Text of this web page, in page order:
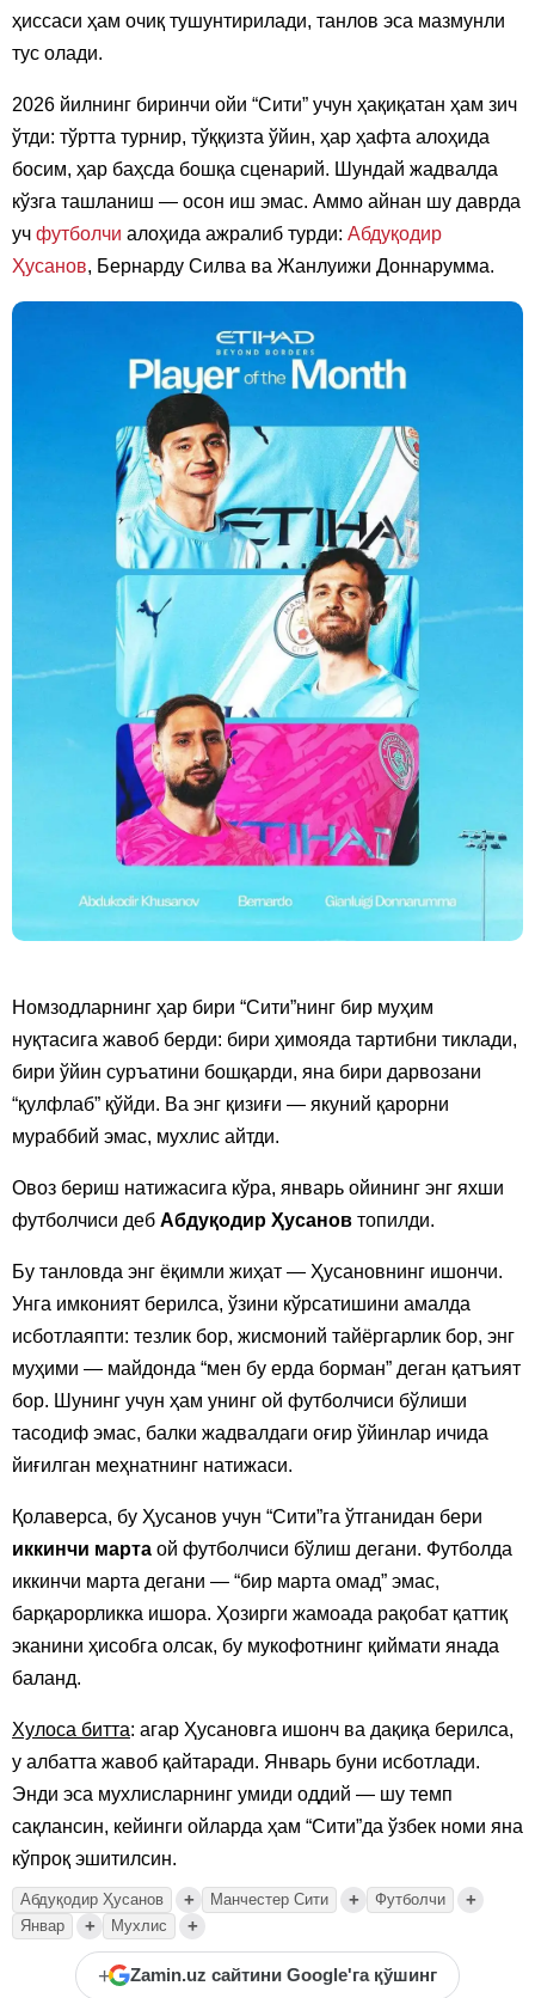
ҳиссаси ҳам очиқ тушунтирилади, танлов эса мазмунли
тус олади.
2026 йилнинг биринчи ойи “Сити” учун ҳақиқатан ҳам зич
ўтди: тўртта турнир, тўққизта ўйин, ҳар ҳафта алоҳида
босим, ҳар баҳсда бошқа сценарий. Шундай жадвалда
кўзга ташланиш — осон иш эмас. Аммо айнан шу даврда
уч футболчи алоҳида ажралиб турди: Абдуқодир
Ҳусанов, Бернарду Силва ва Жанлуижи Доннарумма.
Номзодларнинг ҳар бири “Сити”нинг бир муҳим
нуқтасига жавоб берди: бири ҳимояда тартибни тиклади,
бири ўйин суръатини бошқарди, яна бири дарвозани
“қулфлаб” қўйди. Ва энг қизиғи — якуний қарорни
мураббий эмас, мухлис айтди.
Овоз бериш натижасига кўра, январь ойининг энг яхши
футболчиси деб Абдуқодир Ҳусанов топилди.
Бу танловда энг ёқимли жиҳат — Ҳусановнинг ишончи.
Унга имконият берилса, ўзини кўрсатишини амалда
исботлаяпти: тезлик бор, жисмоний тайёргарлик бор, энг
муҳими — майдонда “мен бу ерда борман” деган қатъият
бор. Шунинг учун ҳам унинг ой футболчиси бўлиши
тасодиф эмас, балки жадвалдаги оғир ўйинлар ичида
йиғилган меҳнатнинг натижаси.
Қолаверса, бу Ҳусанов учун “Сити”га ўтганидан бери
иккинчи марта ой футболчиси бўлиш дегани. Футболда
иккинчи марта дегани — “бир марта омад” эмас,
барқарорликка ишора. Ҳозирги жамоада рақобат қаттиқ
эканини ҳисобга олсак, бу мукофотнинг қиймати янада
баланд.
Хулоса битта: агар Ҳусановга ишонч ва дақиқа берилса,
у албатта жавоб қайтаради. Январь буни исботлади.
Энди эса мухлисларнинг умиди оддий — шу темп
сақлансин, кейинги ойларда ҳам “Сити”да ўзбек номи яна
кўпроқ эшитилсин.
Абдуқодир Ҳусанов + Манчестер Сити + Футболчи +
Январ + Мухлис +
+ Zamin.uz сайтини Google'га қўшинг